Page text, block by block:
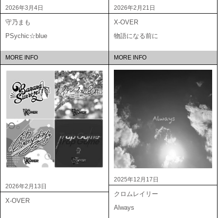
2026年3月4日
守乃まも
PSychic☆blue
MORE INFO
2026年2月21日
X-OVER
物語になる前に
MORE INFO
2026年2月13日
X-OVER
2025年12月17日
クロムレイリー
Always